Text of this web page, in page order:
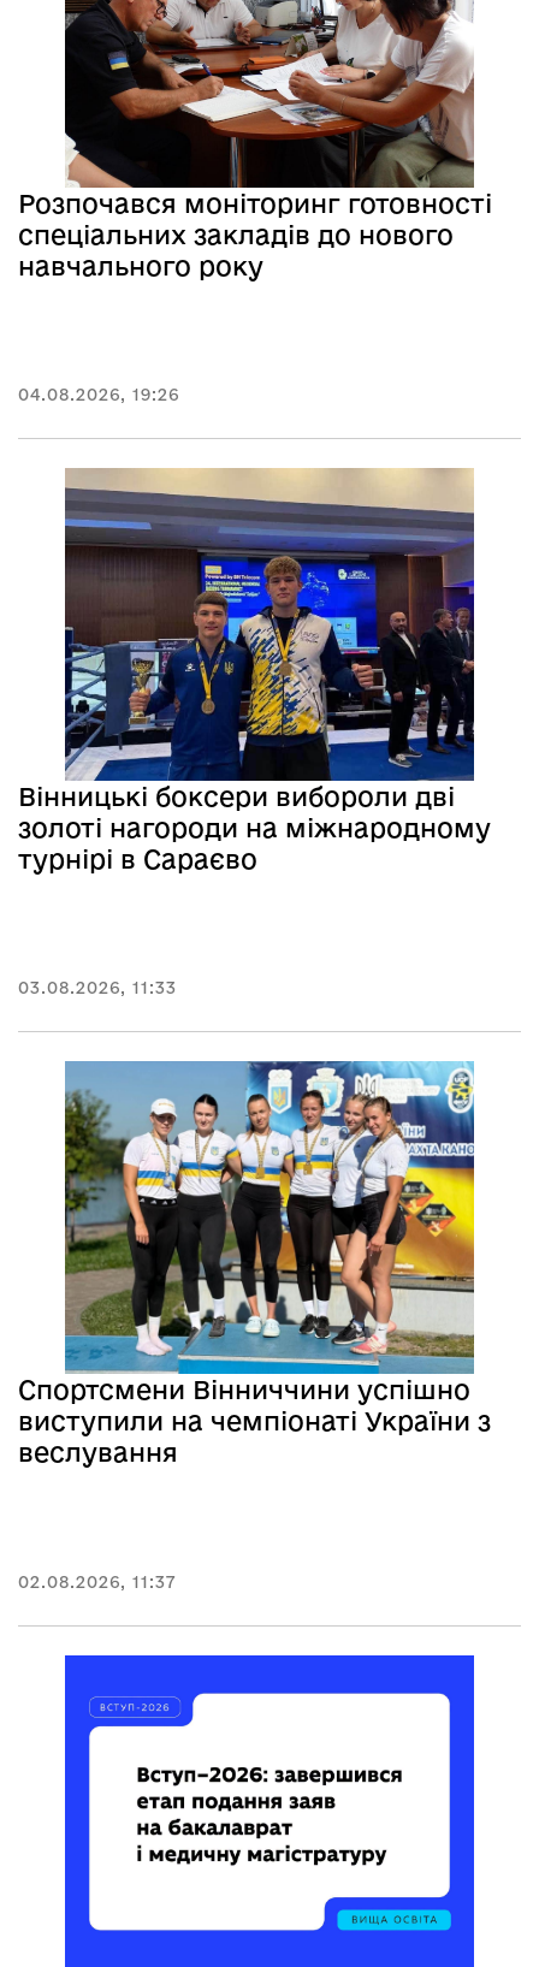
Розпочався моніторинг готовності
спеціальних закладів до нового
навчального року
04.08.2026, 19:26
Вінницькі боксери вибороли дві
золоті нагороди на міжнародному
турнірі в Сараєво
03.08.2026, 11:33
Спортсмени Вінниччини успішно
виступили на чемпіонаті України з
веслування
02.08.2026, 11:37